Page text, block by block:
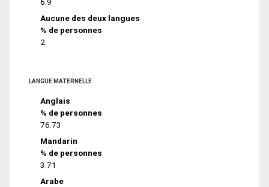
6.9
Aucune des deux langues
% de personnes
2
LANGUE MATERNELLE
Anglais
% de personnes
76.73
Mandarin
% de personnes
3.71
Arabe